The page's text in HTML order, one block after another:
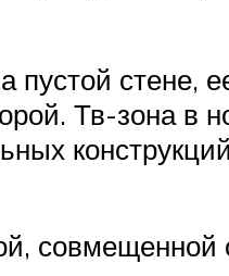
пустой стене,
Тв-зона в
совмещенной